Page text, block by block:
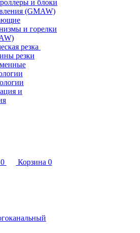
и блоки
(GMAW)
и горелки
резка
резки
и
0 Корзина 0